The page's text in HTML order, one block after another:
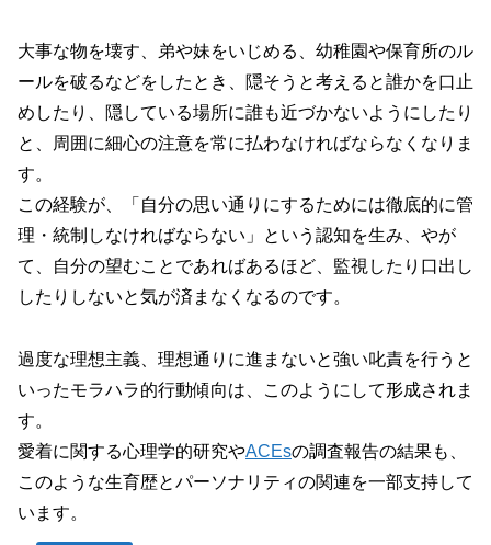
大事な物を壊す、弟や妹をいじめる、幼稚園や保育所のル
ールを破るなどをしたとき、隠そうと考えると誰かを口止
めしたり、隠している場所に誰も近づかないようにしたり
と、周囲に細心の注意を常に払わなければならなくなりま
す。
この経験が、「自分の思い通りにするためには徹底的に管
理・統制しなければならない」という認知を生み、やが
て、自分の望むことであればあるほど、監視したり口出し
したりしないと気が済まなくなるのです。
過度な理想主義、理想通りに進まないと強い叱責を行うと
いったモラハラ的行動傾向は、このようにして形成されま
す。
愛着に関する心理学的研究やACEsの調査報告の結果も、
このような生育歴とパーソナリティの関連を一部支持して
います。